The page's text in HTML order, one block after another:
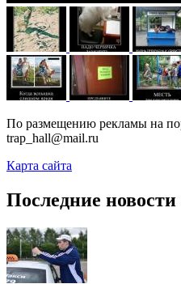
По размещению рекламы на
trap_hall@mail.ru
Карта сайта
Последние новости